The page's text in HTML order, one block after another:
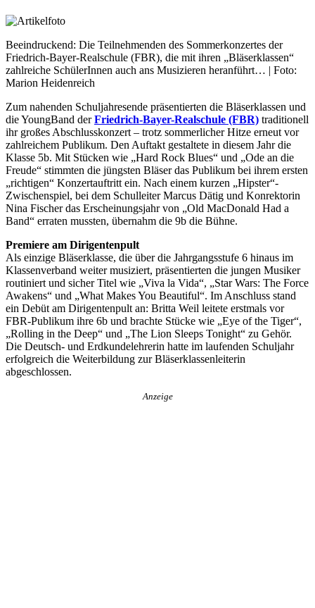
Beeindruckend: Die Teilnehmenden des Sommerkonzertes der
Friedrich-Bayer-Realschule (FBR), die mit ihren „Bläserklassen“
zahlreiche SchülerInnen auch ans Musizieren heranführt… | Foto:
Marion Heidenreich
Zum nahenden Schuljahresende präsentierten die Bläserklassen und
die YoungBand derFriedrich-Bayer-Realschule (FBR) traditionell
ihr großes Abschlusskonzert – trotz sommerlicher Hitze erneut vor
zahlreichem Publikum. Den Auftakt gestaltete in diesem Jahr die
Klasse 5b. Mit Stücken wie „Hard Rock Blues“ und „Ode an die
Freude“ stimmten die jüngsten Bläser das Publikum bei ihrem ersten
„richtigen“ Konzertauftritt ein. Nach einem kurzen „Hipster“-
Zwischenspiel, bei dem Schulleiter Marcus Dätig und Konrektorin
Nina Fischer das Erscheinungsjahr von „Old MacDonald Had a
Band“ erraten mussten, übernahm die 9b die Bühne.
Premiere am Dirigentenpult
Als einzige Bläserklasse, die über die Jahrgangsstufe 6 hinaus im
Klassenverband weiter musiziert, präsentierten die jungen Musiker
routiniert und sicher Titel wie „Viva la Vida“, „Star Wars: The Force
Awakens“ und „What Makes You Beautiful“. Im Anschluss stand
ein Debüt am Dirigentenpult an: Britta Weil leitete erstmals vor
FBR-Publikum ihre 6b und brachte Stücke wie „Eye of the Tiger“,
„Rolling in the Deep“ und „The Lion Sleeps Tonight“ zu Gehör.
Die Deutsch- und Erdkundelehrerin hatte im laufenden Schuljahr
erfolgreich die Weiterbildung zur Bläserklassenleiterin
abgeschlossen.
Anzeige